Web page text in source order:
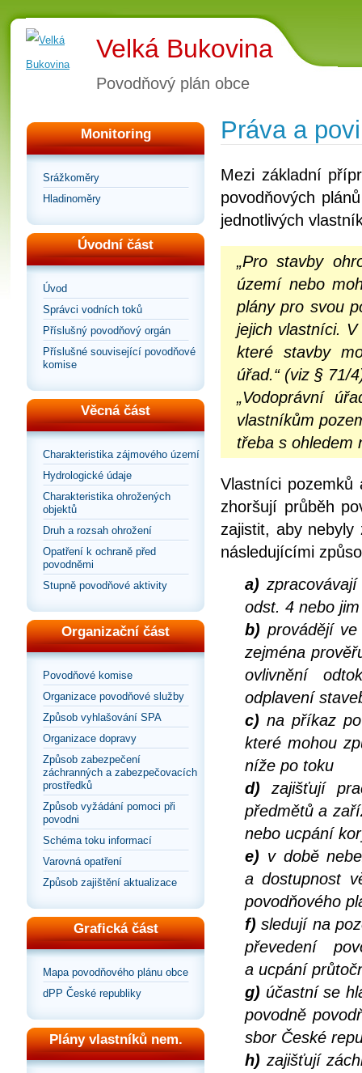
Velká Bukovina
Povodňový plán obce
Monitoring
Srážkoměry
Hladinoměry
Úvodní část
Úvod
Správci vodních toků
Příslušný povodňový orgán
Příslušné související povodňové
komise
Věcná část
Charakteristika zájmového území
Hydrologické údaje
Charakteristika ohrožených
objektů
Druh a rozsah ohrožení
Opatření k ochraně před
povodněmi
Stupně povodňové aktivity
Organizační část
Povodňové komise
Organizace povodňové služby
Způsob vyhlašování SPA
Organizace dopravy
Způsob zabezpečení
záchranných a zabezpečovacích
prostředků
Způsob vyžádání pomoci při
povodni
Schéma toku informací
Varovná opatření
Způsob zajištění aktualizace
Grafická část
Mapa povodňového plánu obce
dPP České republiky
Plány vlastníků nem.
Práva a
Mezi základní
povodňových
jednotlivých
„Pro stavby
území nebo
plány pro svou
jejich vlastníci.
které stavby
úřad.“ (viz § 71/
„Vodoprávní
vlastníkům
třeba s ohledem
Vlastníci
zhoršují průběh
zajistit, aby
následujícími
a)
odst. 4 nebo
b) provádějí
zejména
ovlivnění
odplavení
c) na příkaz
které mohou
níže po toku
d) zajišťují
předmětů a
nebo ucpání
e) v době
a dostupnost
povodňového
f) sledují na
převedení
a ucpání
g) účastní se
povodně
sbor České
h) zajišťují